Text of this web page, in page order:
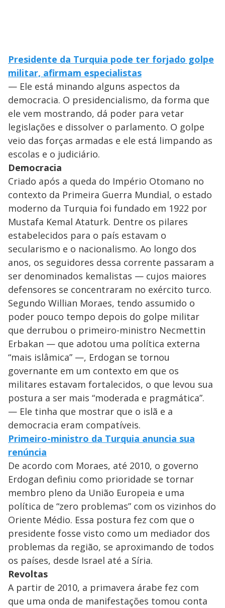
Presidente da Turquia pode ter forjado golpe
militar, afirmam especialistas
— Ele está minando alguns aspectos da
democracia. O presidencialismo, da forma que
ele vem mostrando, dá poder para vetar
legislações e dissolver o parlamento. O golpe
veio das forças armadas e ele está limpando as
escolas e o judiciário.
Democracia
Criado após a queda do Império Otomano no
contexto da Primeira Guerra Mundial, o estado
moderno da Turquia foi fundado em 1922 por
Mustafa Kemal Ataturk. Dentre os pilares
estabelecidos para o país estavam o
secularismo e o nacionalismo. Ao longo dos
anos, os seguidores dessa corrente passaram a
ser denominados kemalistas — cujos maiores
defensores se concentraram no exército turco.
Segundo Willian Moraes, tendo assumido o
poder pouco tempo depois do golpe militar
que derrubou o primeiro-ministro Necmettin
Erbakan — que adotou uma política externa
“mais islâmica” —, Erdogan se tornou
governante em um contexto em que os
militares estavam fortalecidos, o que levou sua
postura a ser mais “moderada e pragmática”.
— Ele tinha que mostrar que o islã e a
democracia eram compatíveis.
Primeiro-ministro da Turquia anuncia sua
renúncia
De acordo com Moraes, até 2010, o governo
Erdogan definiu como prioridade se tornar
membro pleno da União Europeia e uma
política de “zero problemas” com os vizinhos do
Oriente Médio. Essa postura fez com que o
presidente fosse visto como um mediador dos
problemas da região, se aproximando de todos
os países, desde Israel até a Síria.
Revoltas
A partir de 2010, a primavera árabe fez com
que uma onda de manifestações tomou conta